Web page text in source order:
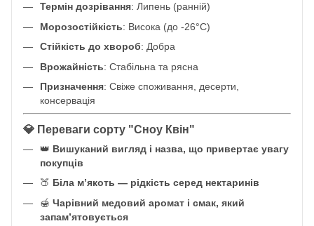
Термін дозрівання: Липень (ранній)
Морозостійкість: Висока (до -26°C)
Стійкість до хвороб: Добра
Врожайність: Стабільна та рясна
Призначення: Свіже споживання, десерти,
консервація
💎 Переваги сорту "Сноу Квін"
👑 Вишуканий вигляд і назва, що привертає увагу
покупців
🍑 Біла м’якоть — рідкість серед нектаринів
🍯 Чарівний медовий аромат і смак, який
запам’ятовується